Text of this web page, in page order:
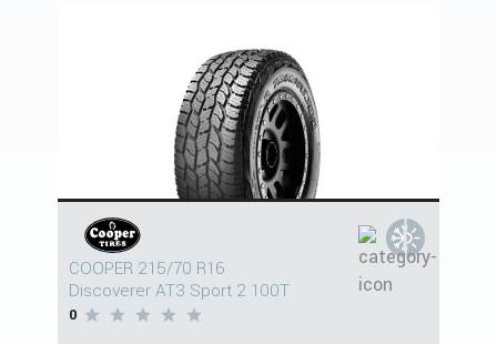
COOPER 215/70 R16
Discoverer AT3 Sport 2 100T
0